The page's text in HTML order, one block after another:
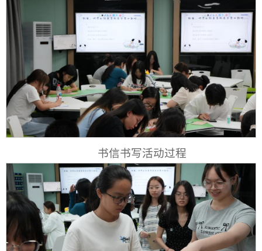
书信书写活动过程